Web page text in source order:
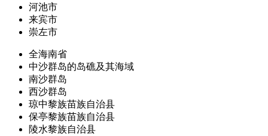
河池市
来宾市
崇左市
全海南省
中沙群岛的岛礁及其海域
南沙群岛
西沙群岛
琼中黎族苗族自治县
保亭黎族苗族自治县
陵水黎族自治县